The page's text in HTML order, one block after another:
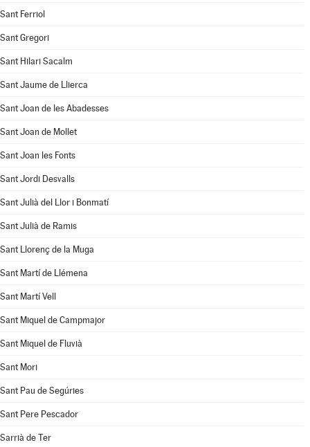
Sant Ferriol
Sant Gregori
Sant Hilari Sacalm
Sant Jaume de Llierca
Sant Joan de les Abadesses
Sant Joan de Mollet
Sant Joan les Fonts
Sant Jordi Desvalls
Sant Julià del Llor i Bonmatí
Sant Julià de Ramis
Sant Llorenç de la Muga
Sant Martí de Llémena
Sant Martí Vell
Sant Miquel de Campmajor
Sant Miquel de Fluvià
Sant Mori
Sant Pau de Segúries
Sant Pere Pescador
Sarrià de Ter